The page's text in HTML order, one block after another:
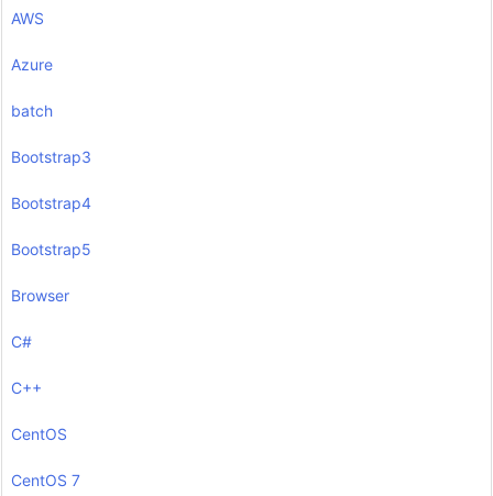
AWS
Azure
batch
Bootstrap3
Bootstrap4
Bootstrap5
Browser
C#
C++
CentOS
CentOS 7